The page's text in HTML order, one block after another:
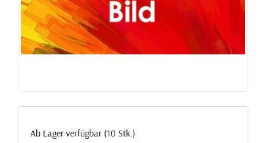
Ab Lager verfügbar (10 Stk.)